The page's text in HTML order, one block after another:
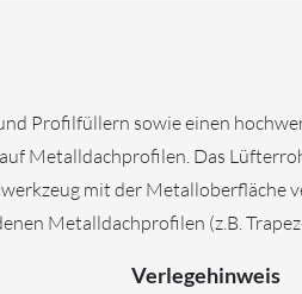
Profilfüllern sowie einen
Metalldachprofilen. Das
mit der Metalloberfläche
Metalldachprofilen (z.B.
Verlegehinweis